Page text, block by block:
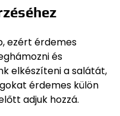
ezért érdemes
és
elkészíteni a salátát,
érdemes külön
adjuk hozzá.